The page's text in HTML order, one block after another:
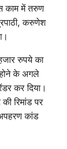
काम में तरुण
करुणेश
रुपये का
होने के अगले
कर दिया।
रिमांड पर
कांड